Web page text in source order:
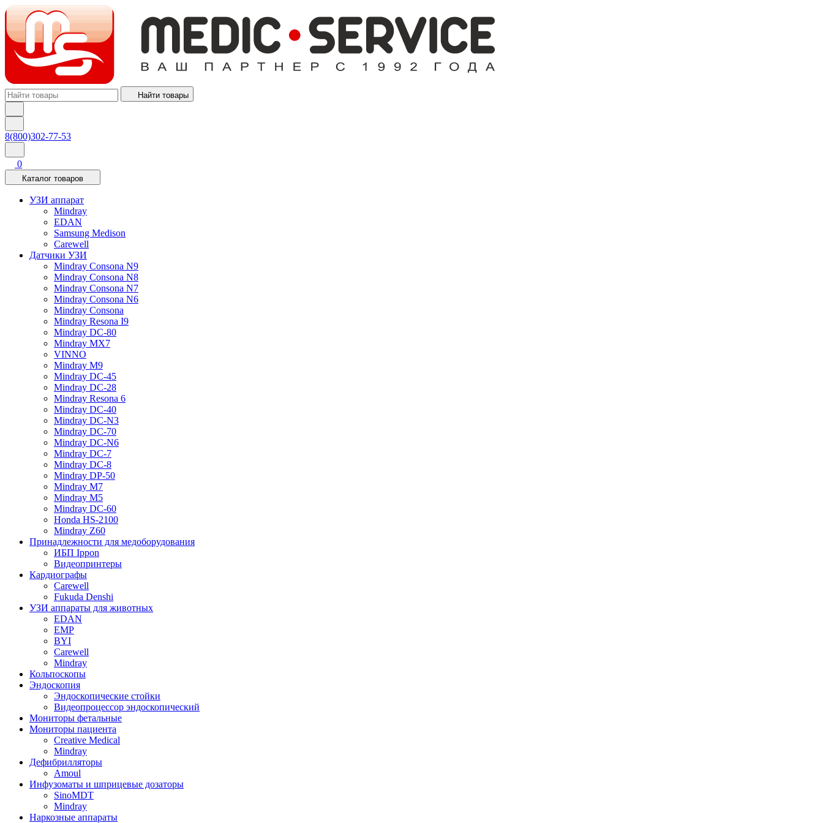
Найти товары
8(800)302-77-53
0
Каталог товаров
УЗИ аппарат
Mindray
EDAN
Samsung Medison
Carewell
Датчики УЗИ
Mindray Consona N9
Mindray Consona N8
Mindray Consona N7
Mindray Consona N6
Mindray Consona
Mindray Resona I9
Mindray DC-80
Mindray MX7
VINNO
Mindray M9
Mindray DC-45
Mindray DC-28
Mindray Resona 6
Mindray DC-40
Mindray DC-N3
Mindray DC-70
Mindray DC-N6
Mindray DC-7
Mindray DC-8
Mindray DP-50
Mindray M7
Mindray M5
Mindray DC-60
Honda HS-2100
Mindray Z60
Принадлежности для медоборудования
ИБП Ippon
Видеопринтеры
Кардиографы
Carewell
Fukuda Denshi
УЗИ аппараты для животных
EDAN
EMP
BYI
Carewell
Mindray
Кольпоскопы
Эндоскопия
Эндоскопические стойки
Видеопроцессор эндоскопический
Мониторы фетальные
Мониторы пациента
Creative Medical
Mindray
Дефибрилляторы
Amoul
Инфузоматы и шприцевые дозаторы
SinoMDT
Mindray
Наркозные аппараты